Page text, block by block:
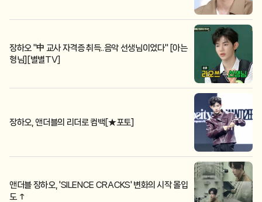
장하오 "中 교사 자격증 취득..음악 선생님이었다" [아는
형님][별별TV]
장하오, 앤더블의 리더로 컴백[★포토]
앤더블 장하오, 'SILENCE CRACKS' 변화의 시작 몰입
도 ↑